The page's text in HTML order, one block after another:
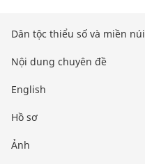
Dân tộc thiểu số và miền núi
Nội dung chuyên đề
English
Hồ sơ
Ảnh